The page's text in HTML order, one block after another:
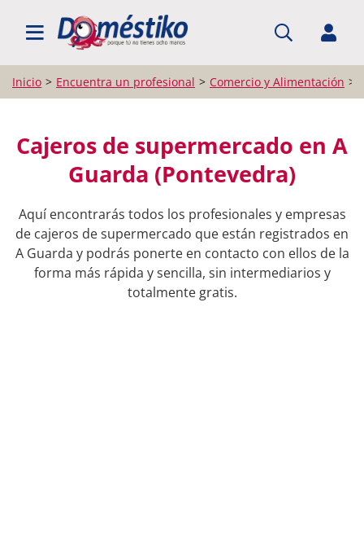
BUSCAR PROFESIONALES
Inicio Encuentra un profesional Comercio y Alimentación
Cajeros de supermercado en A
Guarda (Pontevedra)
Aquí encontrarás todos los profesionales y empresas
de cajeros de supermercado que están registrados en
A Guarda y podrás ponerte en contacto con ellos de la
forma más rápida y sencilla, sin intermediarios y
totalmente gratis.